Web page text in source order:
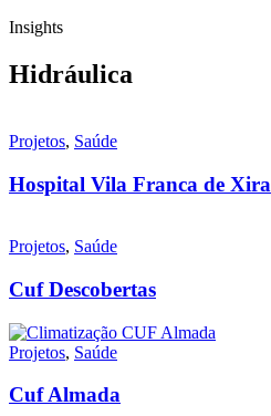
Insights
Hidráulica
Projetos, Saúde
Hospital Vila Franca de Xira
Projetos, Saúde
Cuf Descobertas
Projetos, Saúde
Cuf Almada